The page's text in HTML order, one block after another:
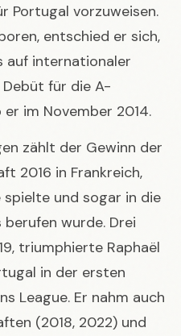
Portugal vorzuweisen.
entschied er sich,
auf internationaler
Debüt für die A-
im November 2014.
zählt der Gewinn der
2016 in Frankreich,
und sogar in die
wurde. Drei
triumphierte Raphaël
in der ersten
League. Er nahm auch
(2018, 2022) und